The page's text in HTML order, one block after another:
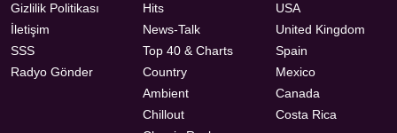
Gizlilik Politikası
İletişim
SSS
Radyo Gönder
Hits
News-Talk
Top 40 & Charts
Country
Ambient
Chillout
USA
United Kingdom
Spain
Mexico
Canada
Costa Rica